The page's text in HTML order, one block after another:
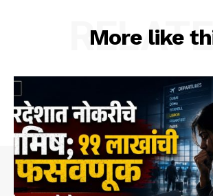
More like